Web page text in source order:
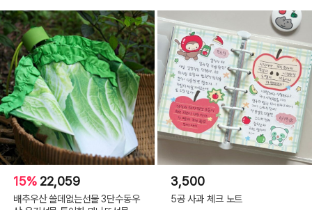
15% 22,059
배추우산 쓸데없는선물 3단수동우
3,500
5공 사과 체크 노트